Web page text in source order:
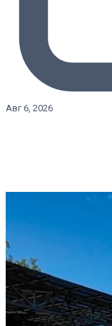
Авг 6, 2026